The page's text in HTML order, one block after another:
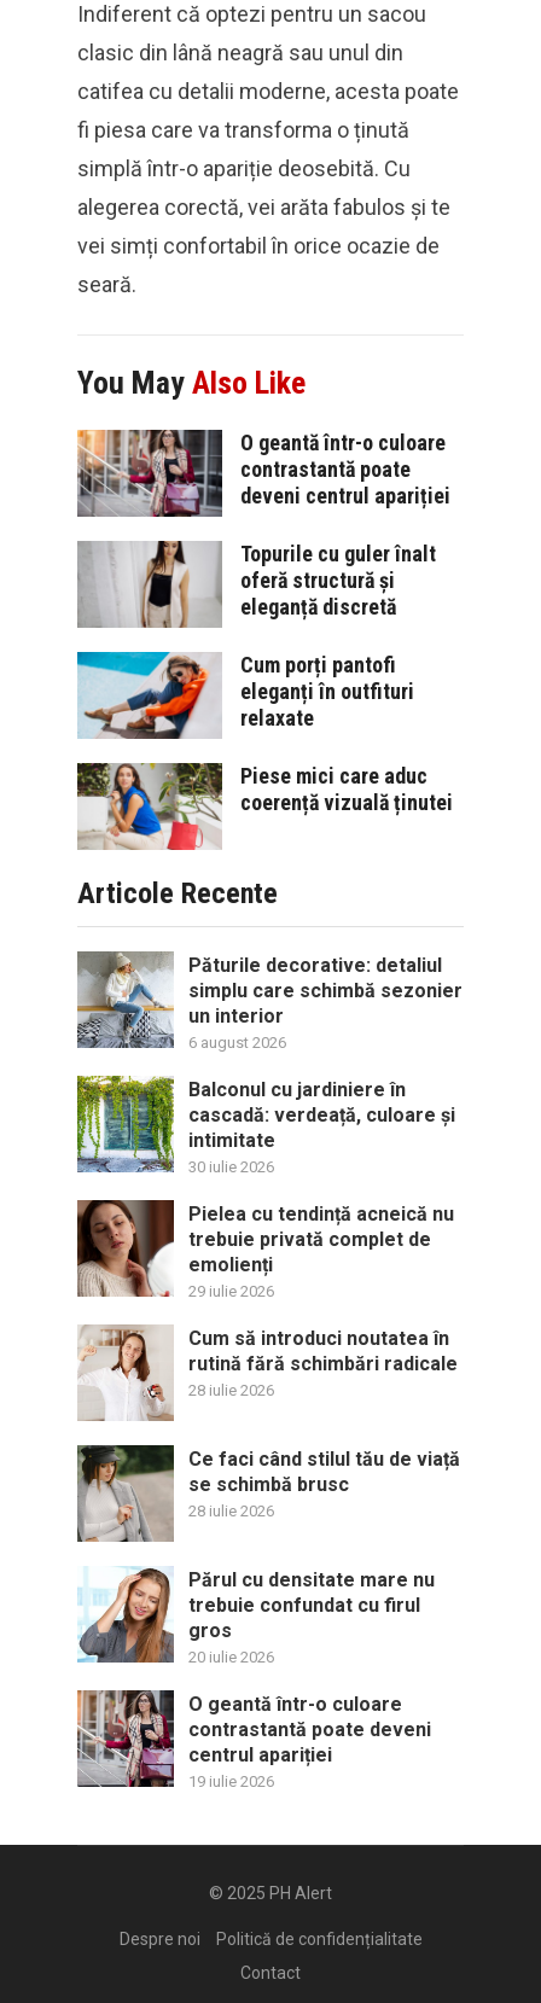
Indiferent că optezi pentru un sacou
clasic din lână neagră sau unul din
catifea cu detalii moderne, acesta poate
fi piesa care va transforma o ținută
simplă într-o apariție deosebită. Cu
alegerea corectă, vei arăta fabulos și te
vei simți confortabil în orice ocazie de
seară.
You May Also Like
O geantă într-o culoare
contrastantă poate
deveni centrul apariției
Topurile cu guler înalt
oferă structură și
eleganță discretă
Cum porți pantofi
eleganți în outfituri
relaxate
Piese mici care aduc
coerență vizuală ținutei
Articole Recente
Păturile decorative: detaliul
simplu care schimbă sezonier
un interior
6 august 2026
Balconul cu jardiniere în
cascadă: verdeață, culoare și
intimitate
30 iulie 2026
Pielea cu tendință acneică nu
trebuie privată complet de
emolienți
29 iulie 2026
Cum să introduci noutatea în
rutină fără schimbări radicale
28 iulie 2026
Ce faci când stilul tău de viață
se schimbă brusc
28 iulie 2026
Părul cu densitate mare nu
trebuie confundat cu firul
gros
20 iulie 2026
O geantă într-o culoare
contrastantă poate deveni
centrul apariției
19 iulie 2026
© 2025 PH Alert
Despre noi
Politică de confidențialitate
Contact